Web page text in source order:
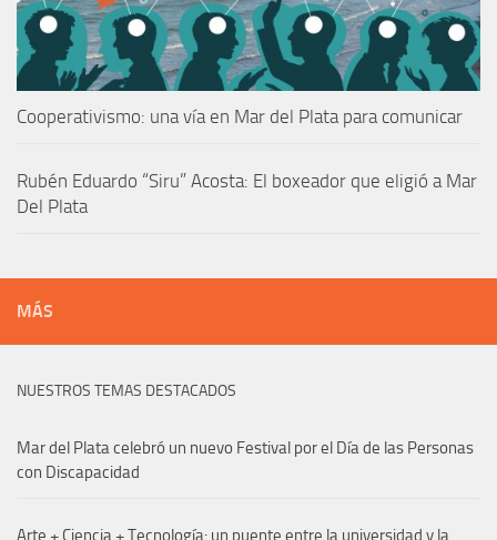
Cooperativismo: una vía en Mar del Plata para comunicar
Rubén Eduardo “Siru” Acosta: El boxeador que eligió a Mar
Del Plata
MÁS
NUESTROS TEMAS DESTACADOS
Mar del Plata celebró un nuevo Festival por el Día de las Personas
con Discapacidad
Arte + Ciencia + Tecnología: un puente entre la universidad y la